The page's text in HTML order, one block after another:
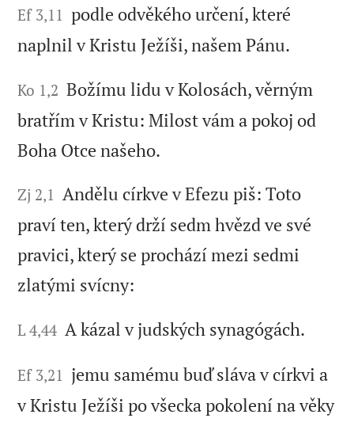
Ef 3,11 podle odvěkého určení, které
naplnil v Kristu Ježíši, našem Pánu.
Ko 1,2 Božímu lidu v Kolosách, věrným
bratřím v Kristu: Milost vám a pokoj od
Boha Otce našeho.
Zj 2,1 Andělu církve v Efezu piš: Toto
praví ten, který drží sedm hvězd ve své
pravici, který se prochází mezi sedmi
zlatými svícny:
L 4,44 A kázal v judských synagógách.
Ef 3,21 jemu samému buď sláva v církvi a
v Kristu Ježíši po všecka pokolení na věky